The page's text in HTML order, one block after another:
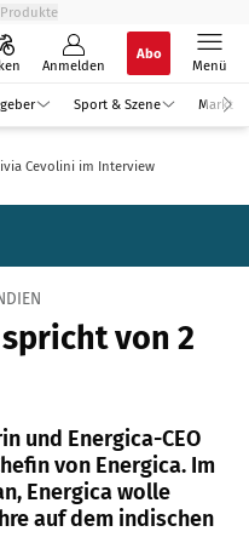
Produkte
Anmelden
Abo
Menü
Sport & Szene Markt
Cevolini im Interview
von 2
und Energica-CEO
von Energica. Im
Energica wolle
auf dem indischen